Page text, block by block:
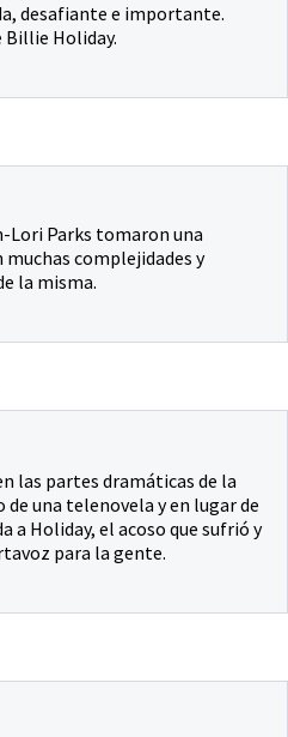
desafiante e importante.
Holiday.
Lori Parks tomaron una
complejidades y
la misma.
las partes dramáticas de la
una telenovela y en lugar de
a Holiday, el acoso que sufrió y
para la gente.